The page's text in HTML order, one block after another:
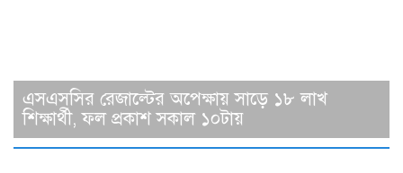
এসএসসির রেজাল্টের অপেক্ষায় সাড়ে ১৮ লাখ
শিক্ষার্থী, ফল প্রকাশ সকাল ১০টায়